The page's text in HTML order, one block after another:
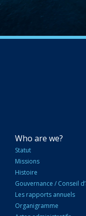
NAVIGATION
PRINCIPALE
Who are we?
Statut
Missions
Histoire
Gouvernance / Conseil
Les rapports annuels
Organigramme